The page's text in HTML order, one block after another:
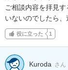
ご相談内容を拝見
いないのでしたら、
役に立った 1
Kuroda さん